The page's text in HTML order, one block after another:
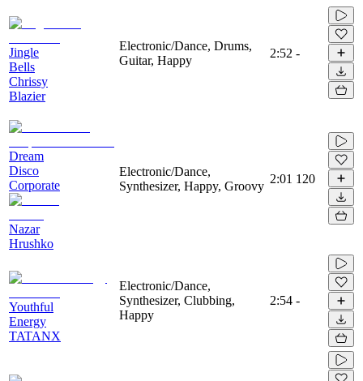
Jingle
Bells
Chrissy
Blazier
Electronic/Dance, Drums,
Guitar, Happy
2:52 -
Dream
Disco
Corporate
Nazar
Hrushko
Electronic/Dance,
Synthesizer, Happy, Groovy
2:01 120
Youthful
Energy
TATANX
Electronic/Dance,
Synthesizer, Clubbing,
Happy
2:54 -